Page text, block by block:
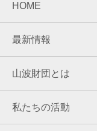
HOME
最新情報
山波財団とは
私たちの活動